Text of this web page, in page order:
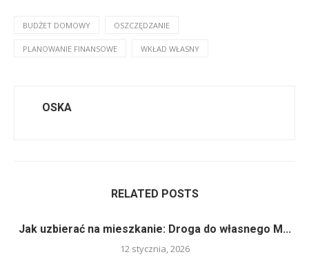
BUDŻET DOMOWY OSZCZĘDZANIE
PLANOWANIE FINANSOWE WKŁAD WŁASNY
OSKA
RELATED POSTS
Jak uzbierać na mieszkanie: Droga do własnego M...
12 stycznia, 2026